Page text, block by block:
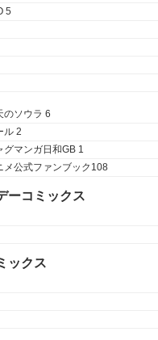
5
のソウラ 6
ル 2
グマンガ日和GB 1
メ公式ファンブック108
ーコミックス
ックス